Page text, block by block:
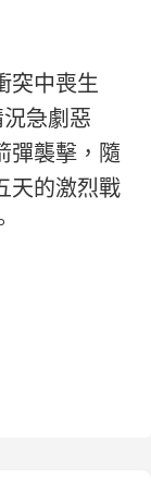
突中喪生
急劇惡
彈襲擊，隨
天的激烈戰